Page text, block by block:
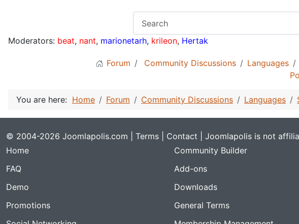
Moderators: beat, nant, marionetarh, krileon, Hertak
Forum Community Discussions Languages
You are here: Home Forum Community Discussions Languages
© 2004-2026 Joomlapolis.com | Terms Contact | Joomlapolis is not
Home
Community Builder
FAQ
Add-ons
Demo
Downloads
Promotions
General Terms